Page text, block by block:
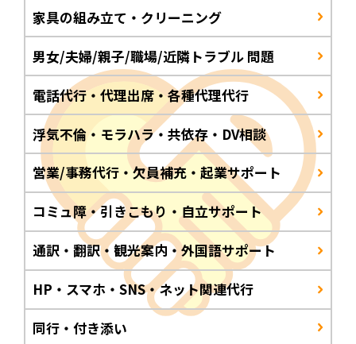
家具の組み立て・クリーニング
男女/夫婦/親子/職場/近隣トラブル 問題
電話代行・代理出席・各種代理代行
浮気不倫・モラハラ・共依存・DV相談
営業/事務代行・欠員補充・起業サポート
コミュ障・引きこもり・自立サポート
通訳・翻訳・観光案内・外国語サポート
HP・スマホ・SNS・ネット関連代行
同行・付き添い